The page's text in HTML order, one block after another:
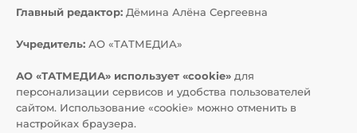
Главный редактор: Дёмина Алёна Сергеевна
Учредитель: АО «ТАТМЕДИА»
АО «ТАТМЕДИА» использует «cookie» для
персонализации сервисов и удобства пользователей
сайтом. Использование «cookie» можно отменить в
настройках браузера.